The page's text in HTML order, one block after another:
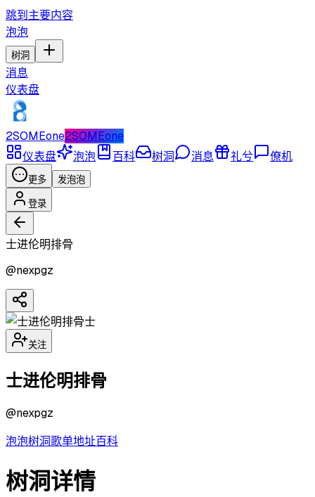
跳到主要内容
泡泡
树洞
消息
仪表盘
2SOMEone2SOMEone
仪表盘
泡泡 百科 树洞 消息 礼兮 僚机
更多 发泡泡
登录
士进伦明排骨
@nexpgz
士
关注
士进伦明排骨
@nexpgz
泡泡树洞歌单地址百科
树洞详情